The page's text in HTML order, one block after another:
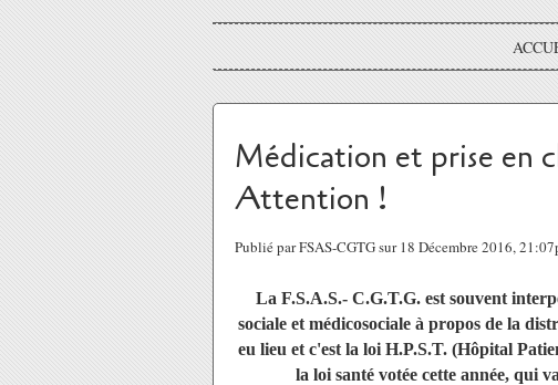
Médication et prise en
Attention !
Publié par FSAS-CGTG sur 18 Décembre 2016,
La F.S.A.S.- C.G.T.G. est souvent
sociale et médicosociale à propos de la
eu lieu et c'est la loi H.P.S.T. (Hôpital
la loi santé votée cette année, qui